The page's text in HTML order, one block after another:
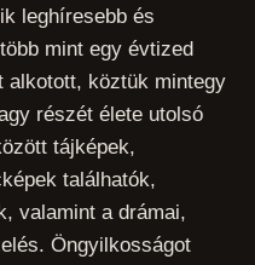
leghíresebb és
mint egy évtized
alkotott, köztük mintegy
részét élete utolsó
tájképek,
találhatók,
valamint a drámai,
Öngyilkosságot